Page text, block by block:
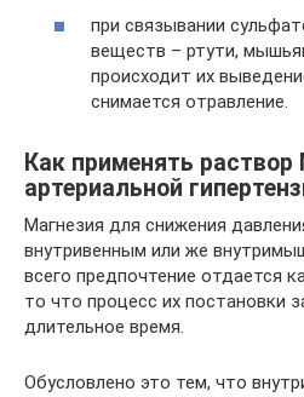
при связывании
веществ – ртути,
происходит их
снимается отравление.
Как применять раствор
артериальной
Магнезия для снижения
внутривенным или же
всего предпочтение отдается
то что процесс их постановки
длительное время.
Обусловлено это тем, что